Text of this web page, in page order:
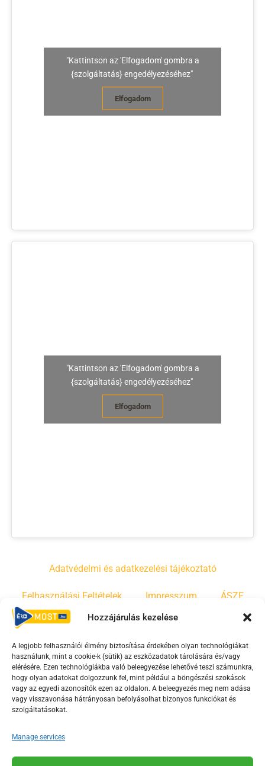
Hozzájárulás kezelése
A legjobb felhasználói élmény biztosítása érdekében olyan technológiákat
használunk, mint a cookie-k (sütik) az eszközadatok tárolására és/vagy
elérésére. Ezen technológiákba való beleegyezése lehetővé teszi számunkra,
hogy olyan adatokat dolgozzunk fel, mint például a böngészési szokások
vagy az egyedi azonosítók ezen az oldalon. A beleegyezés meg nem adása
vagy visszavonása hátrányosan befolyásolhat bizonyos funkciókat és
szolgáltatásokat.
Manage services
"Kattintson az 'Elfogadom' gombra a
{szolgáltatás} engedélyezéséhez"
Elfogadom
"Kattintson az 'Elfogadom' gombra a
{szolgáltatás} engedélyezéséhez"
Elfogadom
Adatvédelmi és adatkezelési tájékoztató
Felhasználási Feltételek Impresszum ÁSZF
Irányelvek Moderálási szabályzat
F
a
c
e
o
o
Y
o
u
t
b
e
T
i
k
Az Érd Média médiaszolgáltatási tevékenységét a